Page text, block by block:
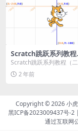
Scratch跳跃系列教程
（二）：重力跳跃
Scratch跳跃系列教程（
跳跃 作者：小虎鲸Scratch
按...2 年前
Copyright © 2026小
黑ICP备2023009437号-2|
通过互联网